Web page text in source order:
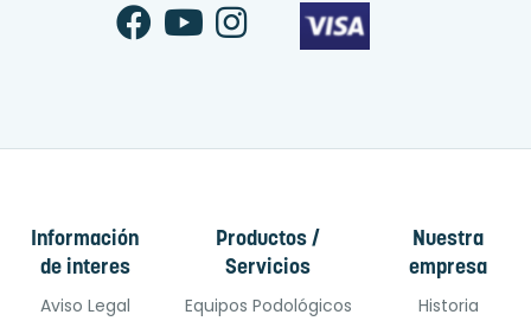
Información
de interes
Aviso Legal
Productos /
Servicios
Equipos Podológicos
Nuestra
empresa
Historia